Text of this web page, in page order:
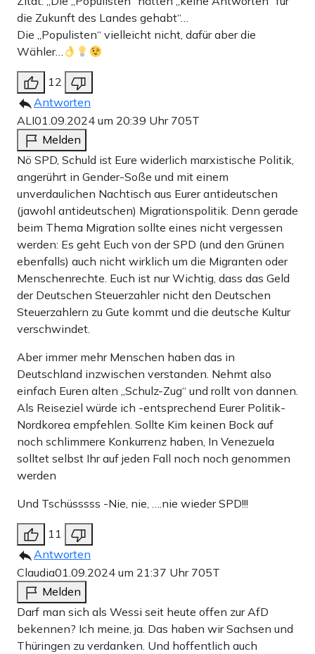
die Zukunft des Landes gehabt“…
Die „Populisten“ vielleicht nicht, dafür aber die
Wähler…
12
Antworten
ALI01.09.2024 um 20:39 Uhr 705T
Melden
Nö SPD, Schuld ist Eure widerlich marxistische Politik,
angerührt in Gender-Soße und mit einem
unverdaulichen Nachtisch aus Eurer antideutschen
(jawohl antideutschen) Migrationspolitik. Denn gerade
beim Thema Migration sollte eines nicht vergessen
werden: Es geht Euch von der SPD (und den Grünen
ebenfalls) auch nicht wirklich um die Migranten oder
Menschenrechte. Euch ist nur Wichtig, dass das Geld
der Deutschen Steuerzahler nicht den Deutschen
Steuerzahlern zu Gute kommt und die deutsche Kultur
verschwindet.
Aber immer mehr Menschen haben das in
Deutschland inzwischen verstanden. Nehmt also
einfach Euren alten „Schulz-Zug“ und rollt von dannen.
Als Reiseziel würde ich -entsprechend Eurer Politik-
Nordkorea empfehlen. Sollte Kim keinen Bock auf
noch schlimmere Konkurrenz haben, In Venezuela
solltet selbst Ihr auf jeden Fall noch noch genommen
werden
Und Tschüsssss -Nie, nie, ….nie wieder SPD!!!
11
Antworten
Claudia01.09.2024 um 21:37 Uhr 705T
Melden
Darf man sich als Wessi seit heute offen zur AfD
bekennen? Ich meine, ja. Das haben wir Sachsen und
Thüringen zu verdanken. Und hoffentlich auch